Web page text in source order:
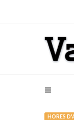
HORES